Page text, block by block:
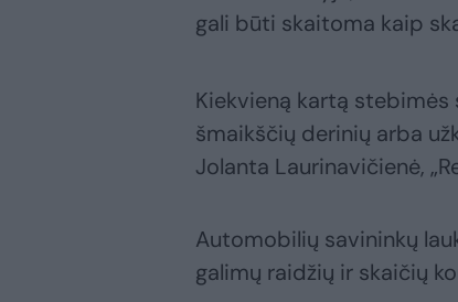
gali būti skaitoma kaip
Kiekvieną kartą stebimės
šmaikščių derinių arba
Jolanta Laurinavičienė,
Automobilių savininkų
galimų raidžių ir skaičių